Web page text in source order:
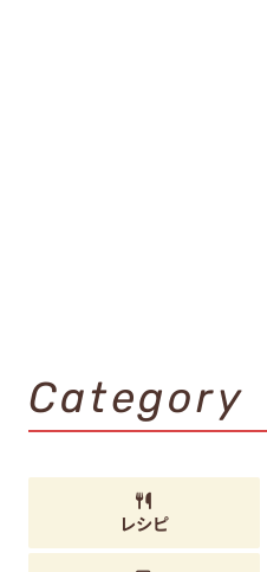
Category
レシピ